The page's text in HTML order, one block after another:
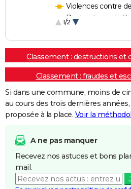
Violences contre
Destructions et
1/2
Classement : destructions et
Classement : fraudes et
Si dans une commune, moins de
au cours des trois dernières
proposée à la place. Voir la
A ne pas manquer
Recevez nos astuces et bons
mail.